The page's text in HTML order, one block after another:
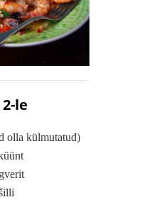
le
olla külmutatud)